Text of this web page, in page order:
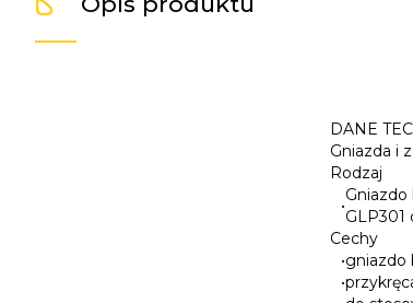
DANE
Gniazda i
Rodzaj
•
GLP301
Cechy
•gniazdo
•